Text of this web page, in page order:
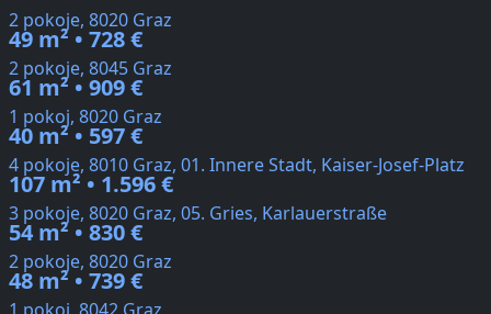
2 pokoje, 8020 Graz
49 m² • 728 €
2 pokoje, 8045 Graz
61 m² • 909 €
1 pokoj, 8020 Graz
40 m² • 597 €
4 pokoje, 8010 Graz, 01. Innere Stadt, Kaiser-Josef-Platz
107 m² • 1.596 €
3 pokoje, 8020 Graz, 05. Gries, Karlauerstraße
54 m² • 830 €
2 pokoje, 8020 Graz
48 m² • 739 €